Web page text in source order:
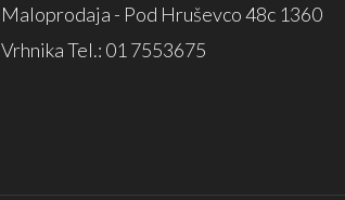
Maloprodaja - Pod Hruševco 48c 1360
Vrhnika Tel.: 01 7553675